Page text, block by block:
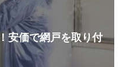
安価で網戸を取り付